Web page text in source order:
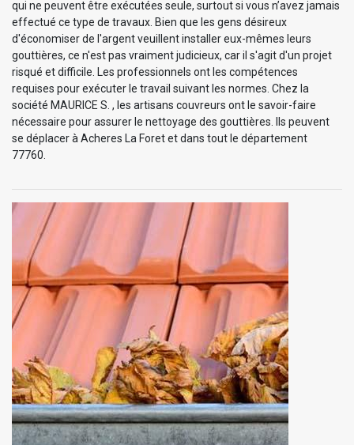
qui ne peuvent être exécutées seule, surtout si vous n’avez jamais
effectué ce type de travaux. Bien que les gens désireux
d'économiser de l'argent veuillent installer eux-mêmes leurs
gouttières, ce n'est pas vraiment judicieux, car il s'agit d'un projet
risqué et difficile. Les professionnels ont les compétences
requises pour exécuter le travail suivant les normes. Chez la
société MAURICE S. , les artisans couvreurs ont le savoir-faire
nécessaire pour assurer le nettoyage des gouttières. Ils peuvent
se déplacer à Acheres La Foret et dans tout le département
77760.